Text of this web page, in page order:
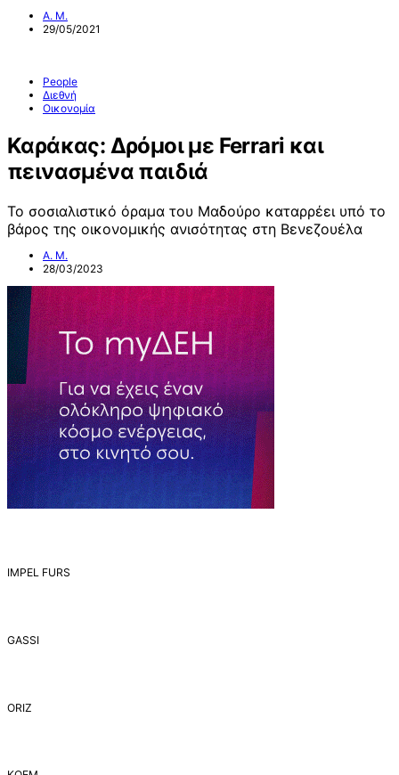
Α. Μ.
29/05/2021
People
Διεθνή
Οικονομία
Καράκας: Δρόμοι με Ferrari και
πεινασμένα παιδιά
Το σοσιαλιστικό όραμα του Μαδούρο καταρρέει υπό το
βάρος της οικονομικής ανισότητας στη Βενεζουέλα
Α. Μ.
28/03/2023
IMPEL FURS
GASSI
ORIZ